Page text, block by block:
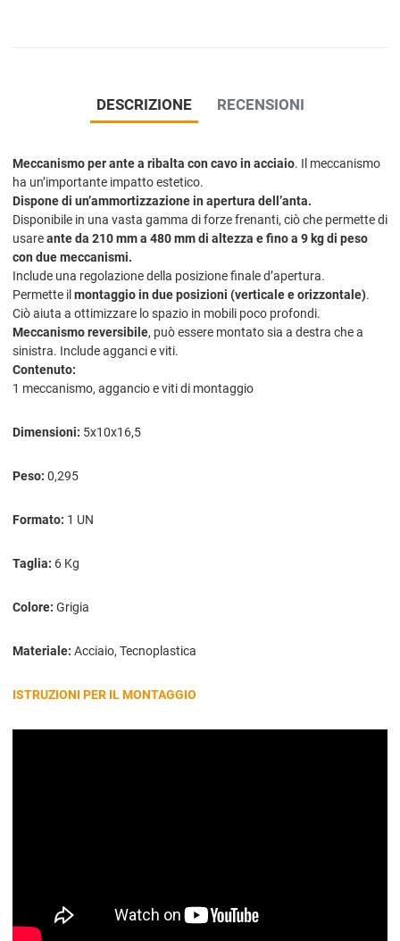
DESCRIZIONE RECENSIONI
Meccanismo per ante a ribalta con cavo in acciaio. Il meccanismo
ha un’importante impatto estetico.
Dispone di un’ammortizzazione in apertura dell’anta.
Disponibile in una vasta gamma di forze frenanti, ciò che permette di
usareante da 210 mm a 480 mm di altezza e fino a 9 kg di peso
con due meccanismi.
Include una regolazione della posizione finale d’apertura.
Permette il montaggio in due posizioni (verticale e orizzontale).
Ciò aiuta a ottimizzare lo spazio in mobili poco profondi.
Meccanismo reversibile, può essere montato sia a destra che a
sinistra. Include agganci e viti.
Contenuto:
1 meccanismo, aggancio e viti di montaggio
Dimensioni: 5x10x16,5
Peso: 0,295
Formato: 1 UN
Taglia: 6 Kg
Colore: Grigia
Materiale: Acciaio, Tecnoplastica
ISTRUZIONI PER IL MONTAGGIO